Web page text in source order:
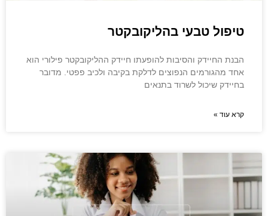
טיפול טבעי בהליקובקטר
הבנת החיידק והסיבות להופעתו חיידק ההליקובקטר פילורי הוא
אחד מהגורמים הנפוצים לדלקת בקיבה ולכיב פפטי. מדובר
בחיידק שיכול לשרוד בתנאים
קרא עוד »